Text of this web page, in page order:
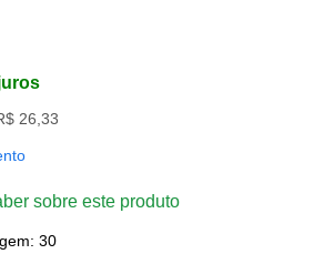
26,33
sobre este produto
30